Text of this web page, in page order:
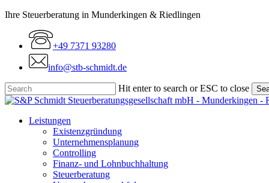
Skip
content
Ihre Steuerberatung in Munderkingen & Riedlingen
+49 7371 93280
info@stb-schmidt.de
Hit enter to search or ESC to close
Close
Menu
Leistungen
Existenzgründung
Unternehmensplanung
Controlling
Finanz- und Lohnbuchhaltung
Steuerberatung